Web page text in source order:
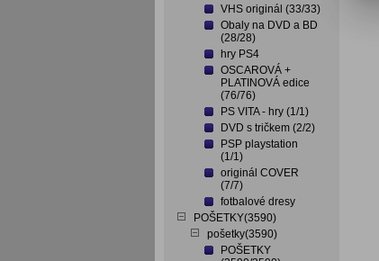
VHS originál (33/33)
Obaly na DVD a BD
(28/28)
hry PS4
OSCAROVÁ +
PLATINOVÁ edice
(76/76)
PS VITA - hry (1/1)
DVD s tričkem (2/2)
PSP playstation
(1/1)
originál COVER
(7/7)
fotbalové dresy
POŠETKY(3590)
pošetky(3590)
POŠETKY